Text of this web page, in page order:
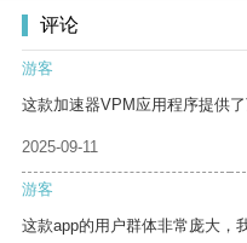
评论
游客
这款加速器VPM应用程序提供
2025-09-11
游客
这款app的用户群体非常庞大，